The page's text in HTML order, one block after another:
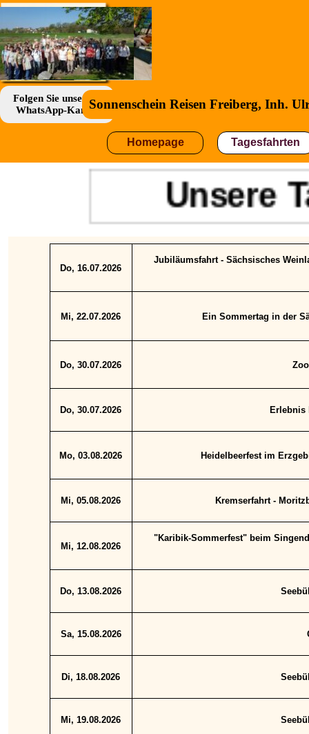
Direkt zum Seiteninhalt
Folgen Sie unserem
WhatsApp-Kanal!Sonnenschein Reisen Freiberg, Inh.
Homepage Tagesfahrten
Unsere
Do, 16.07.2026
Jubiläumsfahrt - Sächsisches
Mi, 22.07.2026 Ein Sommertag in der
Do, 30.07.2026
Do, 30.07.2026 Erlebnis
Mo, 03.08.2026 Heidelbeerfest im
Mi, 05.08.2026 Kremserfahrt -
Mi, 12.08.2026
"Karibik-Sommerfest" beim
Do, 13.08.2026
Sa, 15.08.2026
Di, 18.08.2026
Mi, 19.08.2026